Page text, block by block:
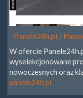
Panele24h.pl /
W ofercie
wyselekcjonowane
nowoczesnych oraz
panele24h.pl